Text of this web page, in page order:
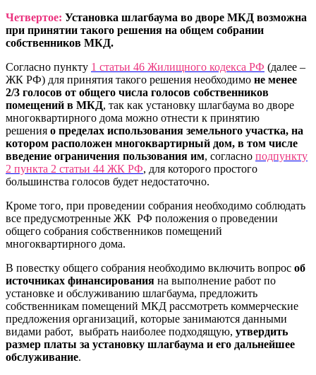
Четвертое: Установка шлагбаума во дворе МКД возможна
при принятии такого решения на общем собрании
собственников МКД.
Согласно пункту 1 статьи 46 Жилищного кодекса РФ (далее –
ЖК РФ) для принятия такого решения необходимо не менее
2/3 голосов от общего числа голосов собственников
помещений в МКД, так как установку шлагбаума во дворе
многоквартирного дома можно отнести к принятию
решения о пределах использования земельного участка, на
котором расположен многоквартирный дом, в том числе
введение ограничения пользования им, согласно подпункту
2 пункта 2 статьи 44 ЖК РФ, для которого простого
большинства голосов будет недостаточно.
Кроме того, при проведении собрания необходимо соблюдать
все предусмотренные ЖК РФ положения о проведении
общего собрания собственников помещений
многоквартирного дома.
В повестку общего собрания необходимо включить вопрос об
источниках финансирования на выполнение работ по
установке и обслуживанию шлагбаума, предложить
собственникам помещений МКД рассмотреть коммерческие
предложения организаций, которые занимаются данными
видами работ, выбрать наиболее подходящую, утвердить
размер платы за установку шлагбаума и его дальнейшее
обслуживание.